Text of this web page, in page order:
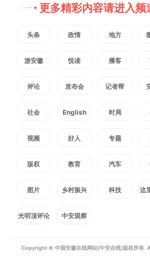
到，这三点正是新征程
文脉、谱写当代华章的
树立文化自信，本质
识文化意义上的“我是谁
精神上的独立自主从
很重要的就是从中华民
更多精彩内容请进入频
头条 政情 地方
游安徽 悦读 播客
评论 发布会 记者帮
社会 English 时局
视频 好人 专题
版权 教育 汽车
图片 乡村振兴 科技 这
光明顶评论 中安观察
Copyright © 中国安徽在线网站(中安在线)版权所有.